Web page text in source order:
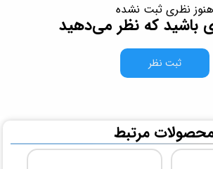
هنوز نظری ثبت نشده
باشید که نظر می‌دهید
ثبت نظر
مرتبط